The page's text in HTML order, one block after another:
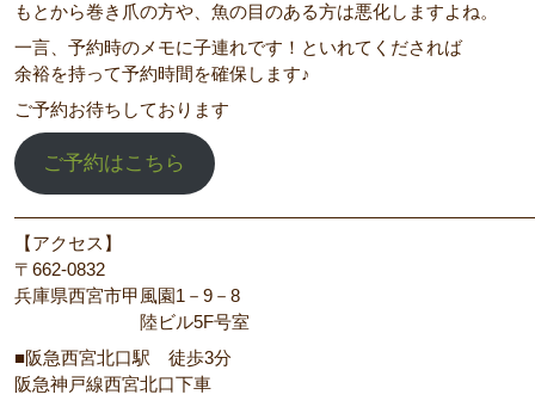
もとから巻き爪の方や、魚の目のある方は悪化しますよね。
一言、予約時のメモに子連れです！といれてくだされば
余裕を持って予約時間を確保します♪
ご予約お待ちしております
ご予約はこちら
【アクセス】
〒662‐0832
兵庫県西宮市甲風園1－9－8
陸ビル5F号室
■阪急西宮北口駅 徒歩3分
阪急神戸線西宮北口下車